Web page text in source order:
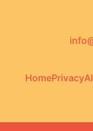
HomePrivacy